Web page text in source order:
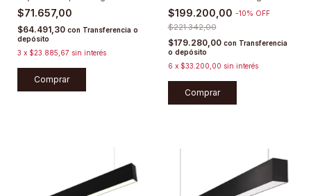
Lumenac
$71.657,00
$64.491,30 con Transferencia o
depósito
3 x $23.885,67 sin interés
Comprar
Lucciola
$199.200,00 -10% OFF
$221.342,00
$179.280,00 con Transferencia
o depósito
6 x $33.200,00 sin interés
Comprar